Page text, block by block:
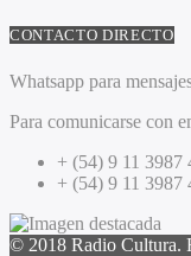
CONTACTO DIRECTO
Whatsapp para
Para comunicarse con
+ (54) 9 11 3987
+ (54) 9 11 3987
© 2018 Radio Cultura.